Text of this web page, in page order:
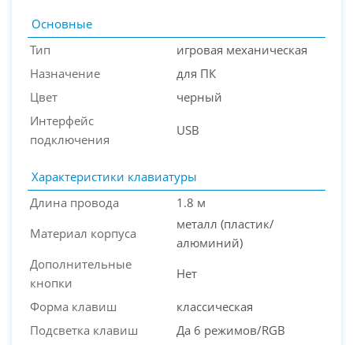
Основные
Тип
игровая механическая
Назначение
для ПК
Цвет
черный
Интерфейс
подключения
USB
Характеристики клавиатуры
Длина провода
1.8 м
Материал корпуса
металл (пластик/
алюминий)
Дополнительные
кнопки
Нет
Форма клавиш
классическая
Подсветка клавиш
Да 6 режимов/RGB